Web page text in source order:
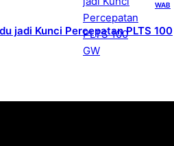
WAB
jadi Kunci Percepatan PLTS 100